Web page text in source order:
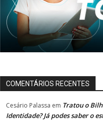
COMENTÁRIOS RECENTES
Cesário Palassa em Tratou o
Identidade? Já podes saber o